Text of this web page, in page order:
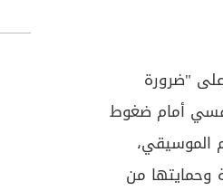
"ضرورة
أمام ضغوط
الموسيقي،
وحمايتها من